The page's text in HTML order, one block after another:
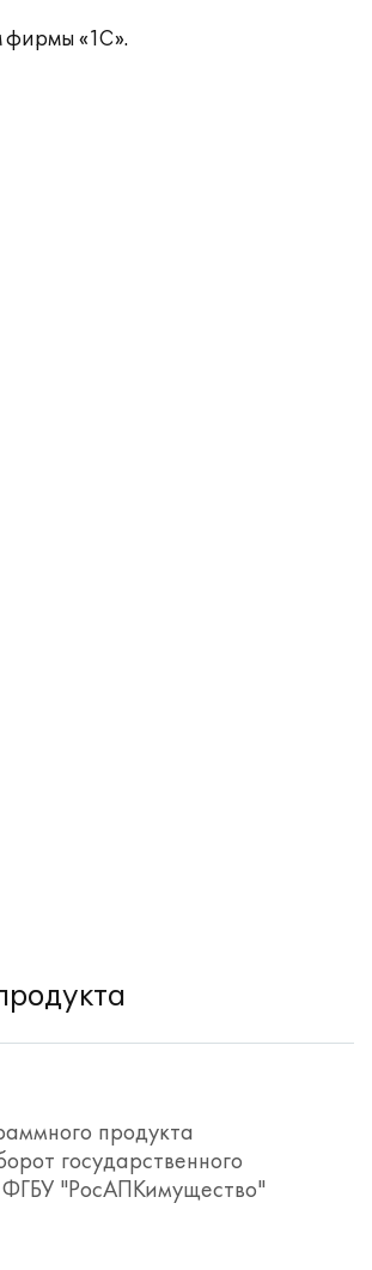
фирмы «1С».
продукта
государственного
"РосАПКимущество"